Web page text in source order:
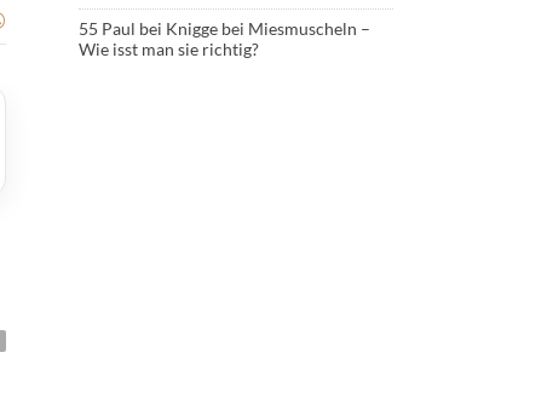
55 Paul bei Knigge bei Miesmuscheln –
Wie isst man sie richtig?